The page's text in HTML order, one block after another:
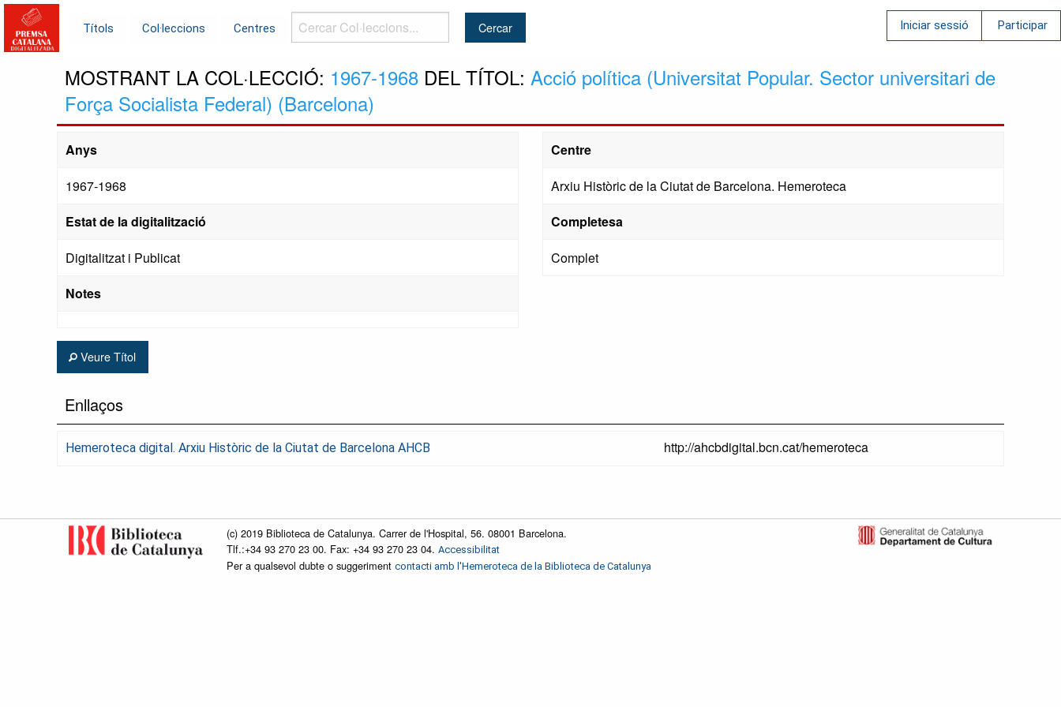
Títols Col·leccions Centres
Cercar
Col·leccions...
Iniciar sessió Participar
MOSTRANT LA COL·LECCIÓ: 1967-1968 DEL TÍTOL: Acció política (Universitat Popular. Sector universitari de
Força Socialista Federal) (Barcelona)
Anys
1967-1968
Estat de la digitalització
Digitalitzat i Publicat
Notes
Centre
Arxiu Històric de la Ciutat de Barcelona. Hemeroteca
Completesa
Complet
Veure Títol
Enllaços
Hemeroteca digital. Arxiu Històric de la Ciutat de Barcelona AHCB http://ahcbdigital.bcn.cat/hemeroteca
(c) 2019 Biblioteca de Catalunya. Carrer de l'Hospital, 56. 08001 Barcelona.
Tlf.:+34 93 270 23 00. Fax: +34 93 270 23 04. Accessibilitat
Per a qualsevol dubte o suggeriment contacti amb l'Hemeroteca de la Biblioteca de Catalunya